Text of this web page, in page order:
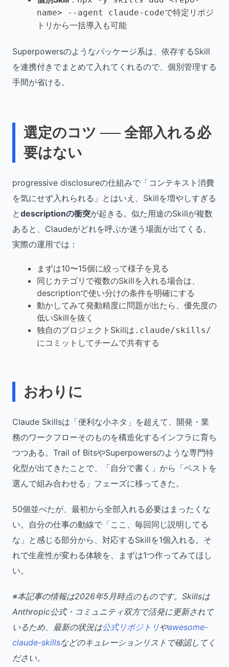
name> --agent claude-codeで特定リポジ
トリから一括導入も可能
Superpowersのようなパッケージ系は、依存するSkill
を連携付きでまとめて入れてくれるので、個別管理する
手間が省ける。
選定のコツ ── 全部入れる必
要はない
progressive disclosureの仕組みで「コンテキスト消費
を気にせず入れられる」とはいえ、Skillを増やしすぎる
とdescriptionの衝突が起きる。似た用途のSkillが複数
あると、Claudeがどれを呼ぶか迷う場面が出てくる。
実際の運用では：
まずは10〜15個に絞って様子を見る
同じカテゴリで複数のSkillを入れる場合は、
descriptionで使い分けの条件を明確にする
動かしてみて発動精度に問題が出たら、優先度の
低いSkillを抜く
独自のプロジェクトSkillは .claude/skills/
にコミットしてチームで共有する
おわりに
Claude Skillsは「便利な小ネタ」を超えて、開発・業
務のワークフローそのものを構造化するインフラに育ち
つつある。Trail of BitsやSuperpowersのような専門特
化型が出てきたことで、「自分で書く」から「ベストを
選んで組み合わせる」フェーズに移ってきた。
50個並べたが、最初から全部入れる必要はまったくな
い。自分の仕事の動線で「ここ、毎回同じ説明してる
な」と感じる部分から、対応するSkillを1個入れる。そ
れで生産性が変わる体験を、まずは1つ作ってみてほし
い。
※本記事の情報は2026年5月時点のものです。Skillsは
Anthropic公式・コミュニティ双方で活発に更新されて
いるため、最新の状況は公式リポジトリやawesome-
claude-skillsなどのキュレーションリストで確認してく
ださい。